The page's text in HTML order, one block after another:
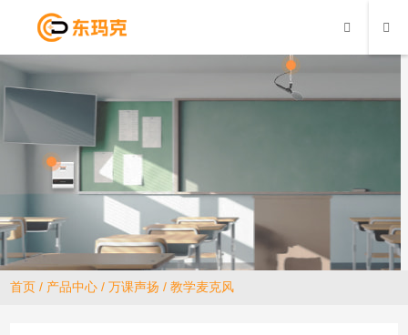
首页 / 产品中心 /万课声扬 /教学麦克风